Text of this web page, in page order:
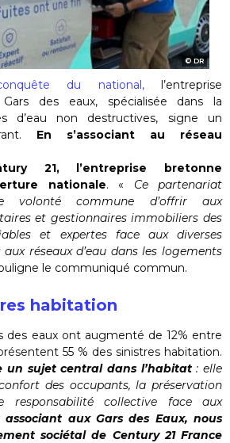
DR
du national,l’entreprise
des eaux, spécialisée dans la
d’eau non destructives, signe un
En s’associant au réseau
21, l’entreprise bretonne
nationale. « Ce partenariat
volonté commune d’offrir aux
et gestionnaires immobiliers des
et expertes face aux diverses
réseaux d’eau dans les logements
le communiqué commun.
habitation
des eaux ont augmenté de 12% entre
55 % des sinistres habitation.
un sujet central dans l’habitat: elle
des occupants, la préservation
collective face aux
associant aux Gars des Eaux, nous
sociétal de Century 21 France